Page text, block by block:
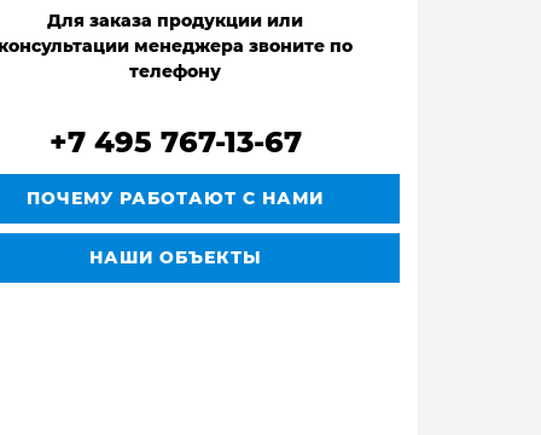
Для заказа продукции или
менеджера звоните по
телефону
+7 495 767-13-67
ПОЧЕМУ РАБОТАЮТ С НАМИ
НАШИ ОБЪЕКТЫ